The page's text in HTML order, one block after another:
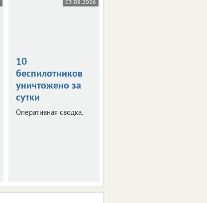
03.08.2026
10
беспилотников
уничтожено за
сутки
Оперативная сводка.